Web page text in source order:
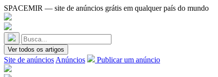
SPACEMIR — site de anúncios grátis em qualquer país do mundo
Ver todos os artigos
Site de anúncios Anúncios Publicar um anúncio